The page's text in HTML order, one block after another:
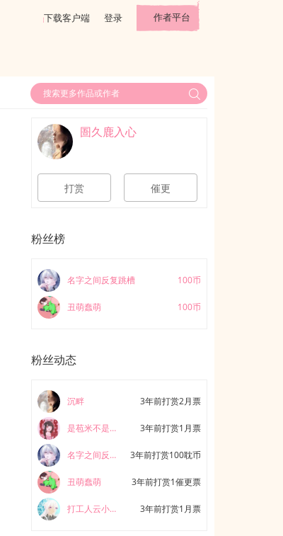
下载客户端 登录 作者平台
圄久鹿入心
打赏 催更
粉丝榜
名字之间反复跳槽 100币
丑萌蠢萌 100币
粉丝动态
沉畔 3年前打赏2月票
是苞米不是玉米 3年前打赏1月票
名字之间反复跳槽 3年前打赏100耽币
丑萌蠢萌 3年前打赏1催更票
打工人云小聆 3年前打赏1月票